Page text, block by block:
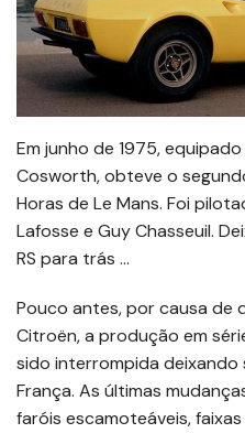
Em junho de 1975,
Cosworth, obteve o
Horas de Le Mans. Foi
Lafosse e Guy Chasseuil.
RS para trás …
Pouco antes, por causa de
Citroën, a produção em
sido interrompida deixando
França. As últimas
faróis escamoteáveis,